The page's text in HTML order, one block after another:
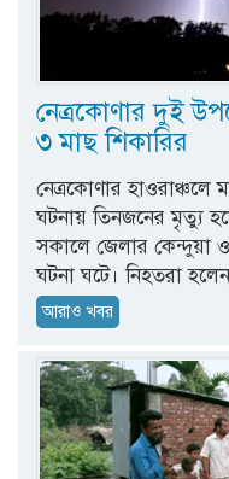
নেত্রকোণার দুই
৩ মাছ শিকারির
নেত্রকোণার
ঘটনায় তিনজনের মৃত্যু
সকালে জেলার কেন্দুয়া
ঘটনা ঘটে। নিহতরা
আরাও খবর